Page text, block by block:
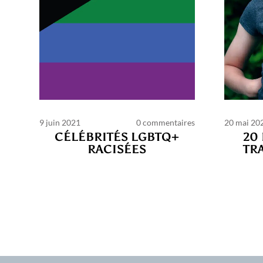
9 juin 2021 0 commentaires
CÉLÉBRITÉS LGBTQ+
RACISÉES
20 mai
20